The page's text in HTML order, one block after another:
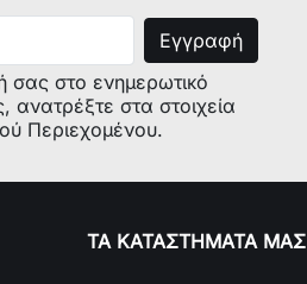
στο ενημερωτικό
ανατρέξτε στα στοιχεία
Περιεχομένου.
ΤΑ ΚΑΤΑΣΤΗΜΑΤΑ ΜΑΣ